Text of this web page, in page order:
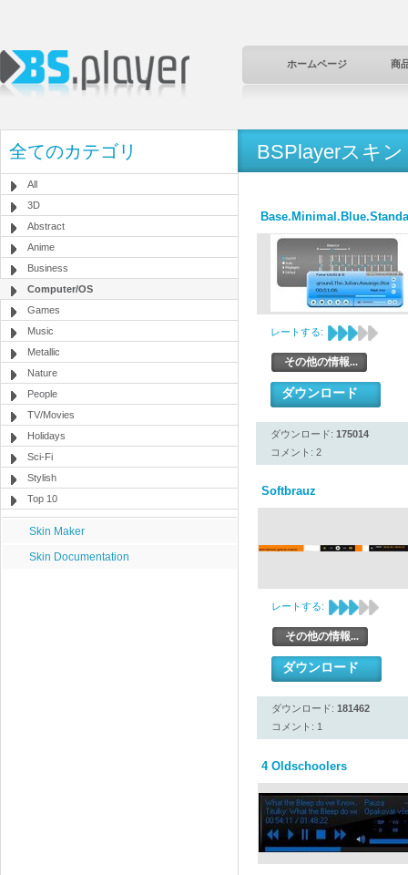
ホームページ 商
全てのカテゴリ
All
3D
Abstract
Anime
Business
Computer/OS
Games
Music
Metallic
Nature
People
TV/Movies
Holidays
Sci-Fi
Stylish
Top 10
Skin Maker
Skin Documentation
BSPlayerスキン
レートする:
その他の情報...
ダウンロード
ダウンロード: 175014
コメント: 2
Softbrauz
レートする:
その他の情報...
ダウンロード
ダウンロード: 181462
コメント: 1
4 Oldschoolers